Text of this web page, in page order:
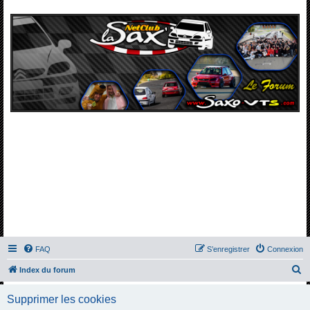
FAQ Connexion
S’enregistrer
Index du forum
Supprimer les cookies